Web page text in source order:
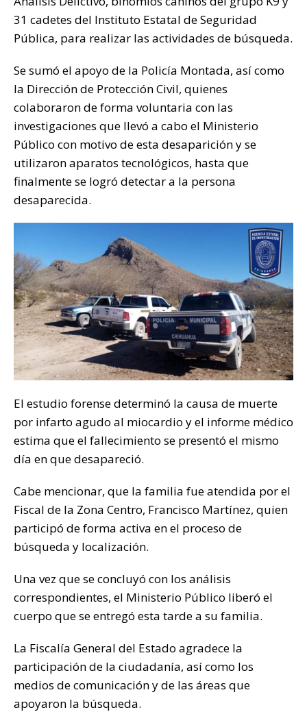
31 cadetes del Instituto Estatal de Seguridad
Pública, para realizar las actividades de búsqueda.
Se sumó el apoyo de la Policía Montada, así como
la Dirección de Protección Civil, quienes
colaboraron de forma voluntaria con las
investigaciones que llevó a cabo el Ministerio
Público con motivo de esta desaparición y se
utilizaron aparatos tecnológicos, hasta que
finalmente se logró detectar a la persona
desaparecida.
El estudio forense determinó la causa de muerte
por infarto agudo al miocardio y el informe médico
estima que el fallecimiento se presentó el mismo
día en que desapareció.
Cabe mencionar, que la familia fue atendida por el
Fiscal de la Zona Centro, Francisco Martínez, quien
participó de forma activa en el proceso de
búsqueda y localización.
Una vez que se concluyó con los análisis
correspondientes, el Ministerio Público liberó el
cuerpo que se entregó esta tarde a su familia.
La Fiscalía General del Estado agradece la
participación de la ciudadanía, así como los
medios de comunicación y de las áreas que
apoyaron la búsqueda.